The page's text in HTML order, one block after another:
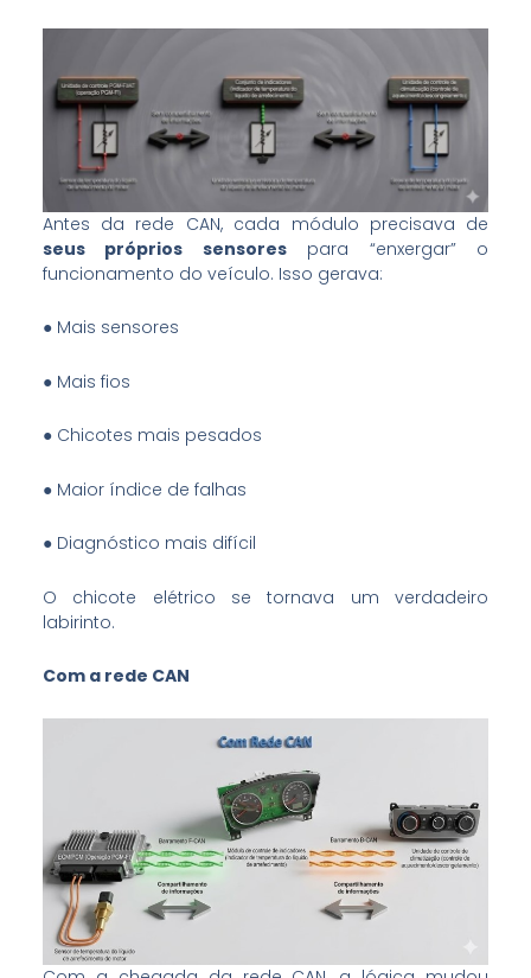
Antes da rede CAN, cada módulo precisava de
seus próprios sensorespara “enxergar” o
funcionamento do veículo. Isso gerava:
● Mais sensores
● Mais fios
● Chicotes mais pesados
● Maior índice de falhas
● Diagnóstico mais difícil
O chicote elétrico se tornava um verdadeiro
labirinto.
Com a rede CAN